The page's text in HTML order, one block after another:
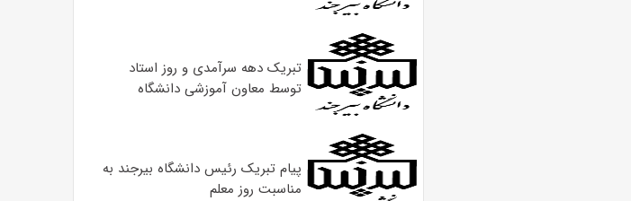
تبریک دهه سرآمدی و روز استاد
توسط معاون آموزشی دانشگاه
پیام تبریک رئیس دانشگاه بیرجند به
مناسبت روز معلم